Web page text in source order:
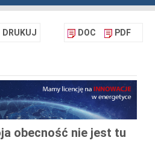
DRUKUJ DOC PDF
obecność nie jest tu